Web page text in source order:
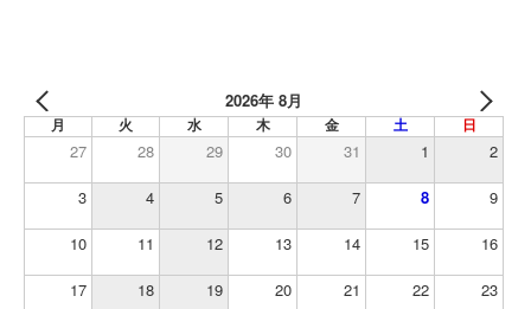
2026年 8月
月 火 水 木 金 土 日
27 28 29 30 31 1 2
3 4 5 6 7 8 9
10 11 12 13 14 15 16
17 18 19 20 21 22 23